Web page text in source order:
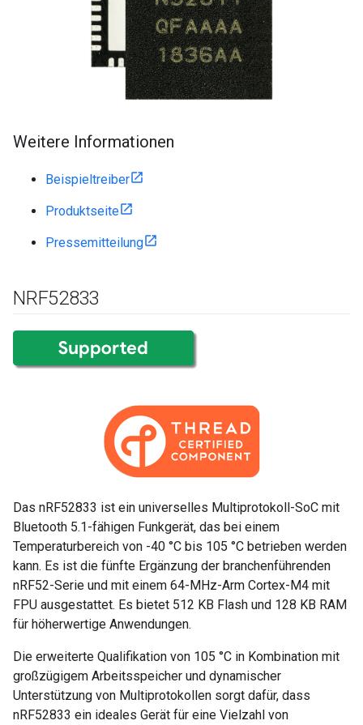
Weitere Informationen
Beispieltreiber
Produktseite
Pressemitteilung
NRF52833
Das nRF52833 ist ein universelles Multiprotokoll-SoC mit
Bluetooth 5.1-fähigen Funkgerät, das bei einem
Temperaturbereich von -40 °C bis 105 °C betrieben werden
kann. Es ist die fünfte Ergänzung der branchenführenden
nRF52-Serie und mit einem 64-MHz-Arm Cortex-M4 mit
FPU ausgestattet. Es bietet 512 KB Flash und 128 KB RAM
für höherwertige Anwendungen.
Die erweiterte Qualifikation von 105 °C in Kombination mit
großzügigem Arbeitsspeicher und dynamischer
Unterstützung von Multiprotokollen sorgt dafür, dass
nRF52833 ein ideales Gerät für eine Vielzahl von